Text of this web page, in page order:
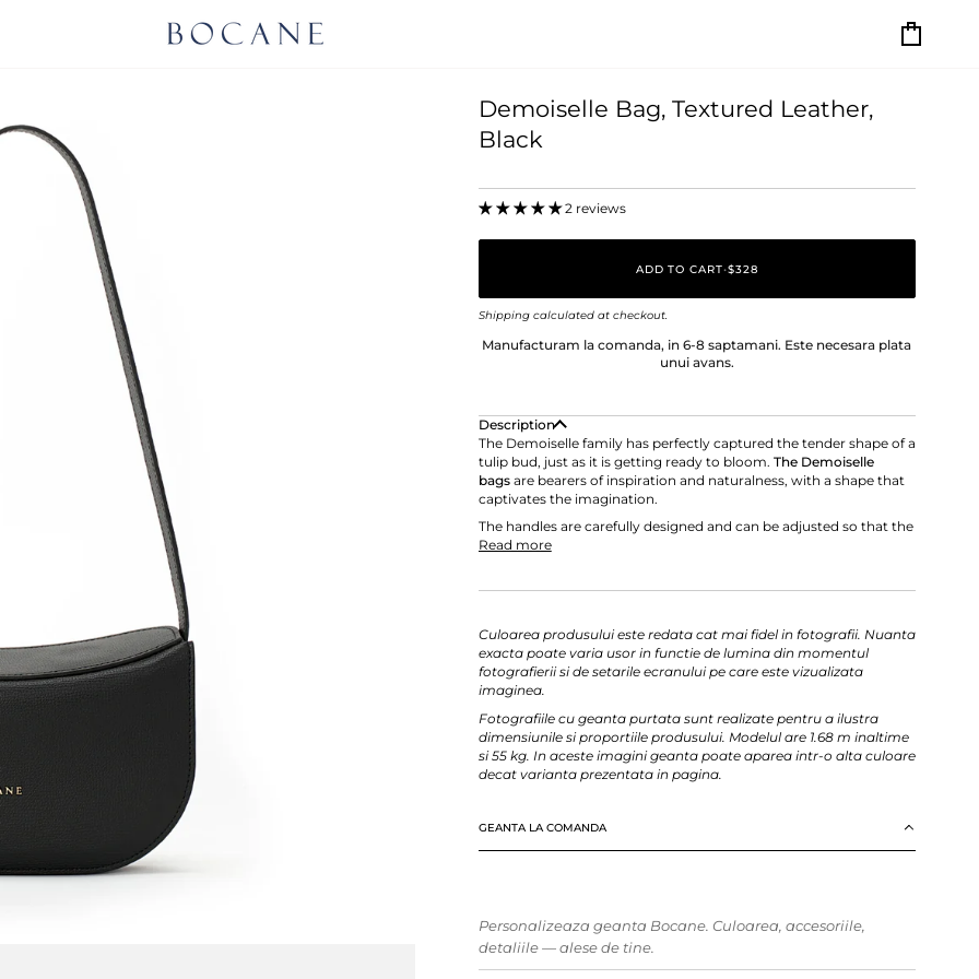
Demoiselle Bag, Textured Leather,
Black
2 reviews
ADD TO CART•$328
Shippingcalculated at checkout.
Manufacturam la comanda, in 6-8 saptamani. Este necesara plata
unui avans.
Description
The Demoiselle family has perfectly captured the tender shape of a
tulip bud, just as it is getting ready to bloom. The Demoiselle
bagsare bearers of inspiration and naturalness, with a shape that
captivates the imagination.
The handles are carefully designed and can be adjusted so that the
Read more
Culoarea produsului este redata cat mai fidel in fotografii. Nuanta
exacta poate varia usor in functie de lumina din momentul
fotografierii si de setarile ecranului pe care este vizualizata
imaginea.
Fotografiile cu geanta purtata sunt realizate pentru a ilustra
dimensiunile si proportiile produsului. Modelul are 1.68 m inaltime
si 55 kg. In aceste imagini geanta poate aparea intr-o alta culoare
decat varianta prezentata in pagina.
GEANTA LA COMANDA
Personalizeaza geanta Bocane. Culoarea, accesoriile,
detaliile — alese de tine.